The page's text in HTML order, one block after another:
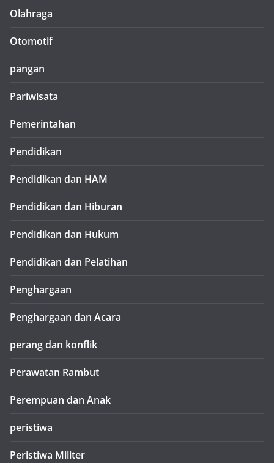
Olahraga
Otomotif
pangan
Pariwisata
Pemerintahan
Pendidikan
Pendidikan dan HAM
Pendidikan dan Hiburan
Pendidikan dan Hukum
Pendidikan dan Pelatihan
Penghargaan
Penghargaan dan Acara
perang dan konflik
Perawatan Rambut
Perempuan dan Anak
peristiwa
Peristiwa Militer